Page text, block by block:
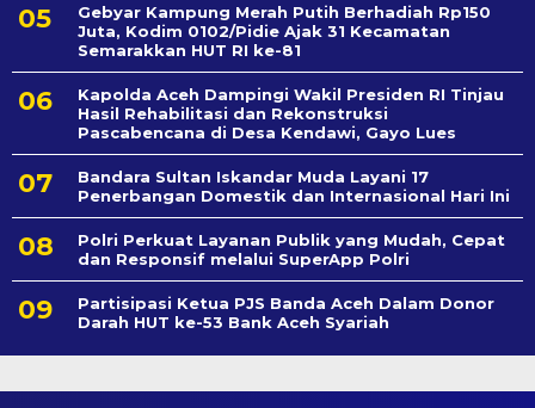
Gebyar Kampung Merah Putih Berhadiah Rp150
Juta, Kodim 0102/Pidie Ajak 31 Kecamatan
Semarakkan HUT RI ke-81
Kapolda Aceh Dampingi Wakil Presiden RI Tinjau
Hasil Rehabilitasi dan Rekonstruksi
Pascabencana di Desa Kendawi, Gayo Lues
Bandara Sultan Iskandar Muda Layani 17
Penerbangan Domestik dan Internasional Hari Ini
Polri Perkuat Layanan Publik yang Mudah, Cepat
dan Responsif melalui SuperApp Polri
Partisipasi Ketua PJS Banda Aceh Dalam Donor
Darah HUT ke-53 Bank Aceh Syariah